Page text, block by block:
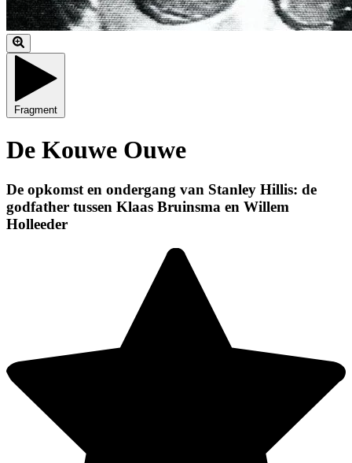
Fragment
De Kouwe Ouwe
De opkomst en ondergang van Stanley Hillis: de
godfather tussen Klaas Bruinsma en Willem
Holleeder